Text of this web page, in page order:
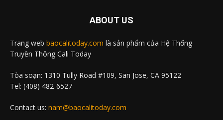
ABOUT US
Trang web baocalitoday.com là sản phẩm của Hệ Thống
Truyền Thông Cali Today
Tòa soạn: 1310 Tully Road #109, San Jose, CA 95122
Tel: (408) 482-6527
Contact us: nam@baocalitoday.com